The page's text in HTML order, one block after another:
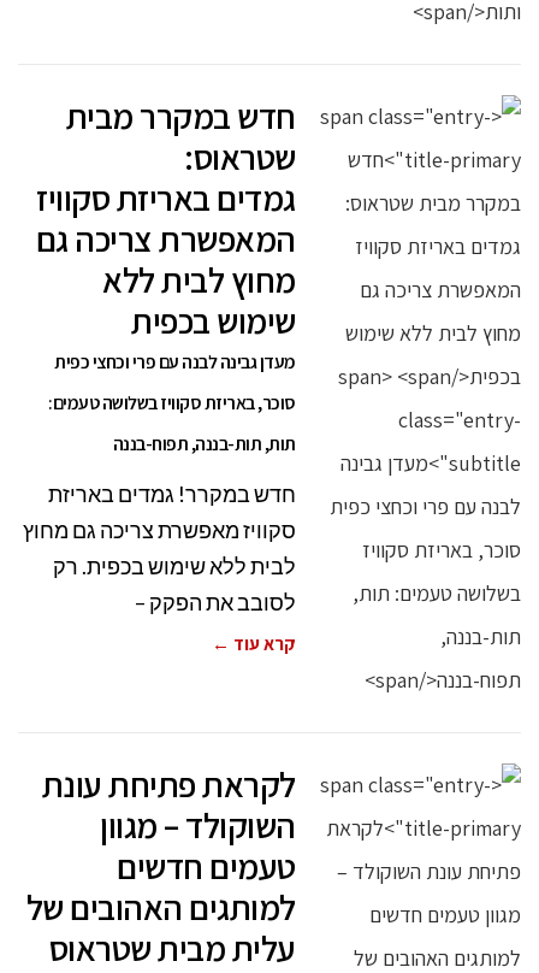
חדש במקרר מבית
שטראוס:
גמדים באריזת סקוויז
המאפשרת צריכה גם
מחוץ לבית ללא
שימוש בכפית
מעדן גבינה לבנה עם פרי וכחצי כפית
סוכר, באריזת סקוויז בשלושה טעמים:
תות, תות-בננה, תפוח-בננה
חדש במקרר! גמדים באריזת
סקוויז מאפשרת צריכה גם מחוץ
לבית ללא שימוש בכפית. רק
לסובב את הפקק –
קרא עוד ←
לקראת פתיחת עונת
השוקולד – מגוון
טעמים חדשים
למותגים האהובים של
עלית מבית שטראוס